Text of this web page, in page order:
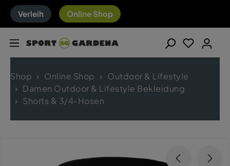
Verleih Online Shop
Shop Online Shop
Outdoor & Lifestyle
Damen Outdoor & Lifestyle Bekleidung
Shorts & 3/4-Hosen